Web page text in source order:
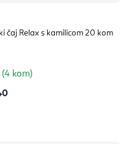
čaj Relax s kamilicom 20 kom
(4 kom)